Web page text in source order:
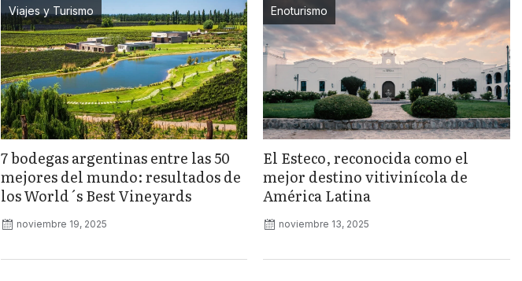
Viajes y Turismo
7 bodegas argentinas entre las 50
mejores del mundo: resultados de
los World´s Best Vineyards
noviembre 19, 2025
Enoturismo
El Esteco, reconocida como el
mejor destino vitivinícola de
América Latina
noviembre 13, 2025